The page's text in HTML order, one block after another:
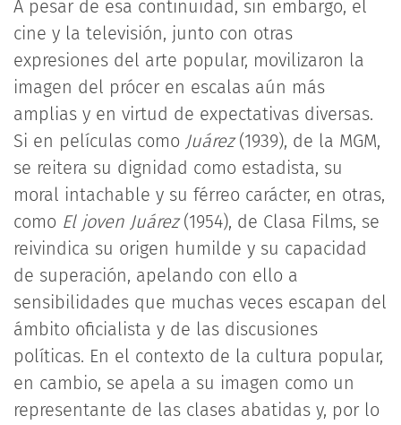
A pesar de esa continuidad, sin embargo, el
cine y la televisión, junto con otras
expresiones del arte popular, movilizaron la
imagen del prócer en escalas aún más
amplias y en virtud de expectativas diversas.
Si en películas como Juárez(1939), de la MGM,
se reitera su dignidad como estadista, su
moral intachable y su férreo carácter, en otras,
como El joven Juárez(1954), de Clasa Films, se
reivindica su origen humilde y su capacidad
de superación, apelando con ello a
sensibilidades que muchas veces escapan del
ámbito oficialista y de las discusiones
políticas. En el contexto de la cultura popular,
en cambio, se apela a su imagen como un
representante de las clases abatidas y, por lo